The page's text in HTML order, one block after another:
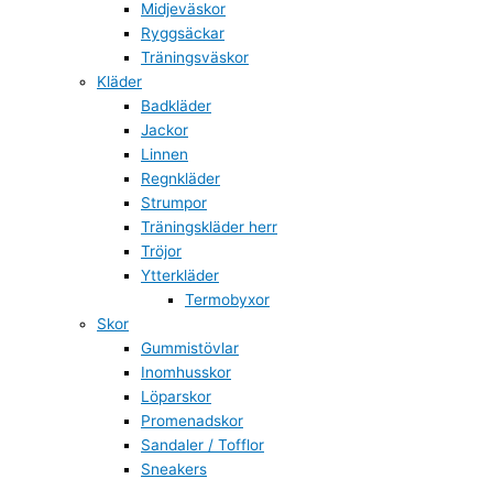
Midjeväskor
Ryggsäckar
Träningsväskor
Kläder
Badkläder
Jackor
Linnen
Regnkläder
Strumpor
Träningskläder herr
Tröjor
Ytterkläder
Termobyxor
Skor
Gummistövlar
Inomhusskor
Löparskor
Promenadskor
Sandaler / Tofflor
Sneakers